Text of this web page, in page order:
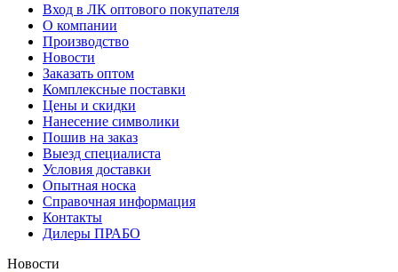
Вход в ЛК оптового покупателя
О компании
Производство
Новости
Заказать оптом
Комплексные поставки
Цены и скидки
Нанесение символики
Пошив на заказ
Выезд специалиста
Условия доставки
Опытная носка
Справочная информация
Контакты
Дилеры ПРАБО
Новости